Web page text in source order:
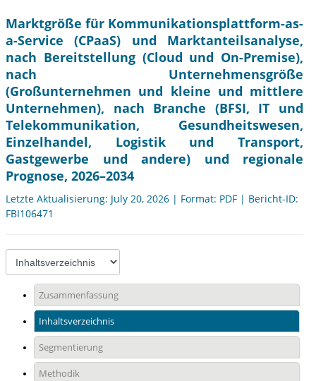
Marktgröße für Kommunikationsplattform-as-
a-Service (CPaaS) und Marktanteilsanalyse,
nach Bereitstellung (Cloud und On-Premise),
nach Unternehmensgröße
(Großunternehmen und kleine und mittlere
Unternehmen), nach Branche (BFSI, IT und
Telekommunikation, Gesundheitswesen,
Einzelhandel, Logistik und Transport,
Gastgewerbe und andere) und regionale
Prognose, 2026–2034
Letzte Aktualisierung: July 20, 2026 | Format: PDF | Bericht-ID:
FBI106471
Zusammenfassung
Inhaltsverzeichnis
Segmentierung
Methodik